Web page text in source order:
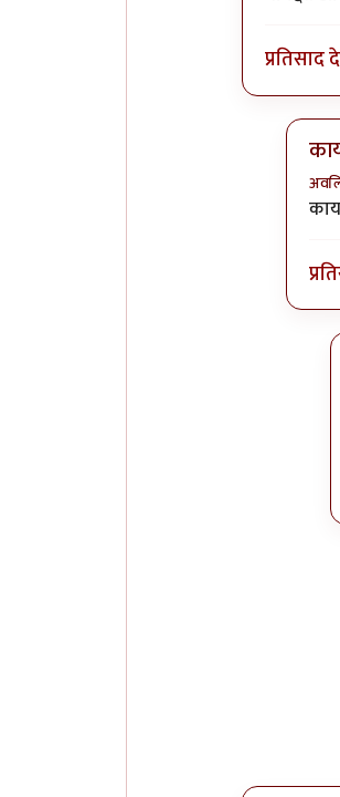
प्रतिसाद
In